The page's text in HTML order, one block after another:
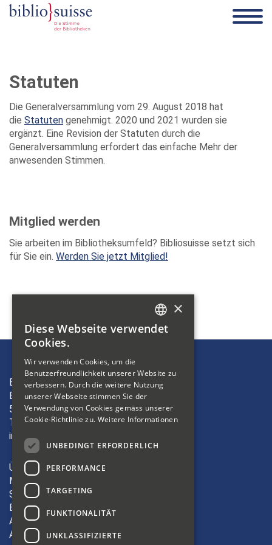
Statuten
Die Generalversammlung vom 29. August 2018 hat
die Statuten genehmigt. 2020 und 2021 wurden sie
ergänzt. Eine Revision der Statuten durch die
Generalversammlung erfordert das einfache Mehr der
anwesenden Stimmen.
Mitglied werden
Sie arbeiten im Bibliotheksumfeld? Bibliosuisse setzt sich
für Sie ein. Werden Sie jetzt Mitglied!
Bibliosuisse
Bleichemattstrasse 42
5000 Aarau
T +41 62 823 19 38
info(at)bibliosuisse.ch
Über uns
Mitglieder
Sektionen
Bildung
Aktivitäten
Angebote
GERMAN
ITALIAN
×
Diese Webseite verwendet
Cookies.
Wir verwenden Cookies, um die
Benutzerfreundlichkeit unserer Website zu
verbessern. Durch die weitere Nutzung
unserer Webseite stimmen Sie der
Verwendung von Cookies gemäss unserer
Cookie-Richtlinie zu. Weitere Informationen
UNBEDINGT ERFORDERLICH
PERFORMANCE
TARGETING
FUNKTIONALITÄT
UNKLASSIFIZIERTE